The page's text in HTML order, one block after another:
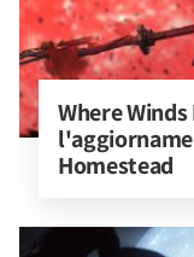
Where
Homestead